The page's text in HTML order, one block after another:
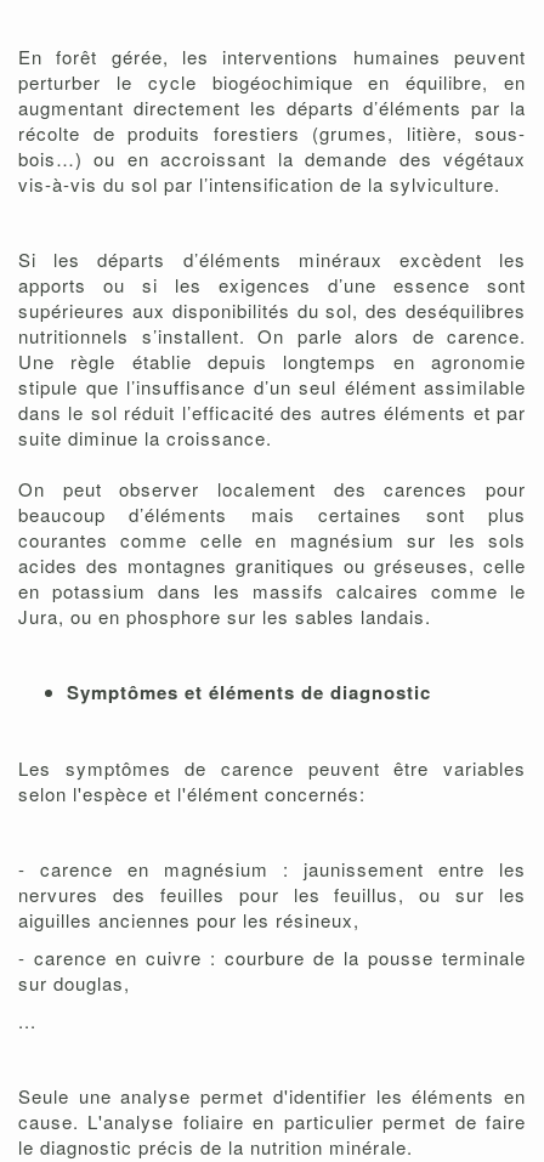
En forêt gérée, les interventions humaines peuvent
perturber le cycle biogéochimique en équilibre, en
augmentant directement les départs d’éléments par la
récolte de produits forestiers (grumes, litière, sous-
bois…) ou en accroissant la demande des végétaux
vis-à-vis du sol par l’intensification de la sylviculture.
Si les départs d’éléments minéraux excèdent les
apports ou si les exigences d’une essence sont
supérieures aux disponibilités du sol, des deséquilibres
nutritionnels s’installent. On parle alors de carence.
Une règle établie depuis longtemps en agronomie
stipule que l’insuffisance d’un seul élément assimilable
dans le sol réduit l’efficacité des autres éléments et par
suite diminue la croissance.
On peut observer localement des carences pour
beaucoup d’éléments mais certaines sont plus
courantes comme celle en magnésium sur les sols
acides des montagnes granitiques ou gréseuses, celle
en potassium dans les massifs calcaires comme le
Jura, ou en phosphore sur les sables landais.
Symptômes et éléments de diagnostic
Les symptômes de carence peuvent être variables
selon l'espèce et l'élément concernés:
- carence en magnésium : jaunissement entre les
nervures des feuilles pour les feuillus, ou sur les
aiguilles anciennes pour les résineux,
- carence en cuivre : courbure de la pousse terminale
sur douglas,
...
Seule une analyse permet d'identifier les éléments en
cause. L'analyse foliaire en particulier permet de faire
le diagnostic précis de la nutrition minérale.